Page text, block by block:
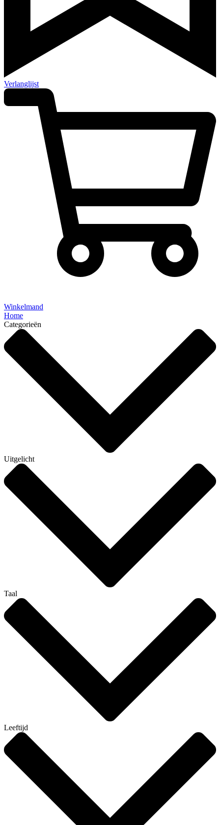
Verlanglijst
Winkelmand
Home
Categorieën
Uitgelicht
Taal
Leeftijd